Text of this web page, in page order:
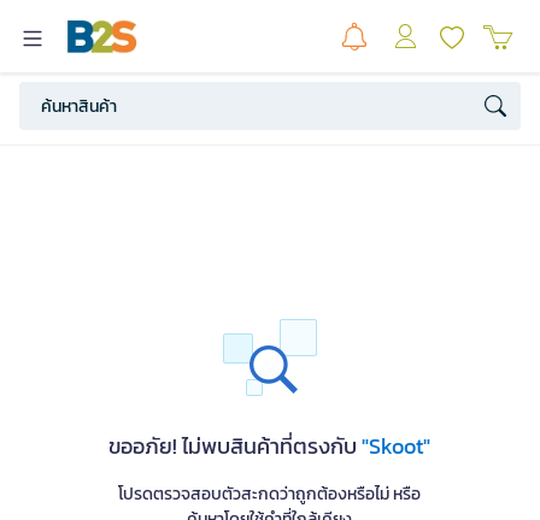
ขออภัย! ไม่พบสินค้าที่ตรงกับ"Skoot"
โปรดตรวจสอบตัวสะกดว่าถูกต้องหรือไม่ หรือ